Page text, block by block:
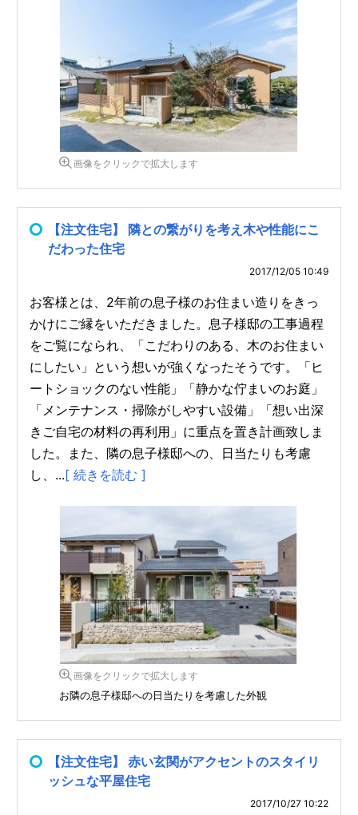
画像をクリックで拡大します
【注文住宅】 隣との繋がりを考え木や性能にこ
だわった住宅
2017/12/05 10:49
お客様とは、2年前の息子様のお住まい造りをきっ
かけにご縁をいただきました。息子様邸の工事過程
をご覧になられ、「こだわりのある、木のお住まい
にしたい」という想いが強くなったそうです。「ヒ
ートショックのない性能」「静かな佇まいのお庭」
「メンテナンス・掃除がしやすい設備」「想い出深
きご自宅の材料の再利用」に重点を置き計画致しま
した。また、隣の息子様邸への、日当たりも考慮
し、...[ 続きを読む ]
画像をクリックで拡大します
お隣の息子様邸への日当たりを考慮した外観
【注文住宅】 赤い玄関がアクセントのスタイリ
ッシュな平屋住宅
2017/10/27 10:22